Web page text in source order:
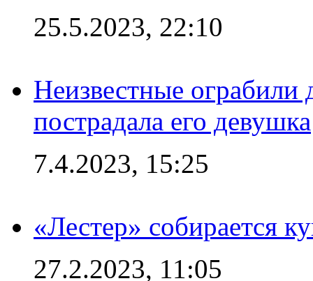
25.5.2023, 22:10
Неизвестные
пострадала его девушка
7.4.2023, 15:25
«Лестер» собирается
27.2.2023, 11:05